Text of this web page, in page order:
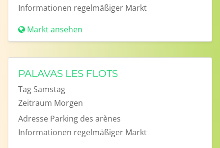
Informationen regelmäßiger Markt
Markt ansehen
PALAVAS LES FLOTS
Tag Samstag
Zeitraum Morgen
Adresse Parking des arènes
Informationen regelmäßiger Markt